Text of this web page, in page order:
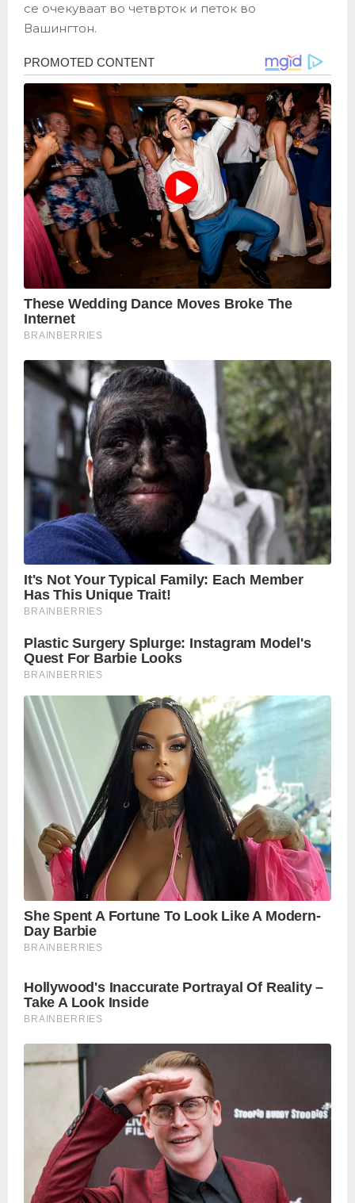
се очекуваат во четврток и петок во
Вашингтон.